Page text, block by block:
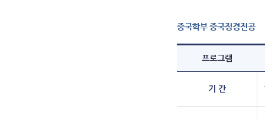
중국학부 중국정경전공
프로그램
기 간